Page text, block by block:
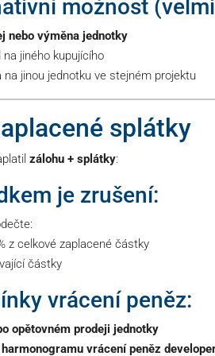
možnost
nebo výměna jednotky
na jiného kupujícího
na jinou jednotku ve stejném projektu
splátky
zálohu + splátky:
je zrušení:
z celkové zaplacené částky
částky
vrácení peněz:
opětovném prodeji jednotky
harmonogramu vrácení peněz